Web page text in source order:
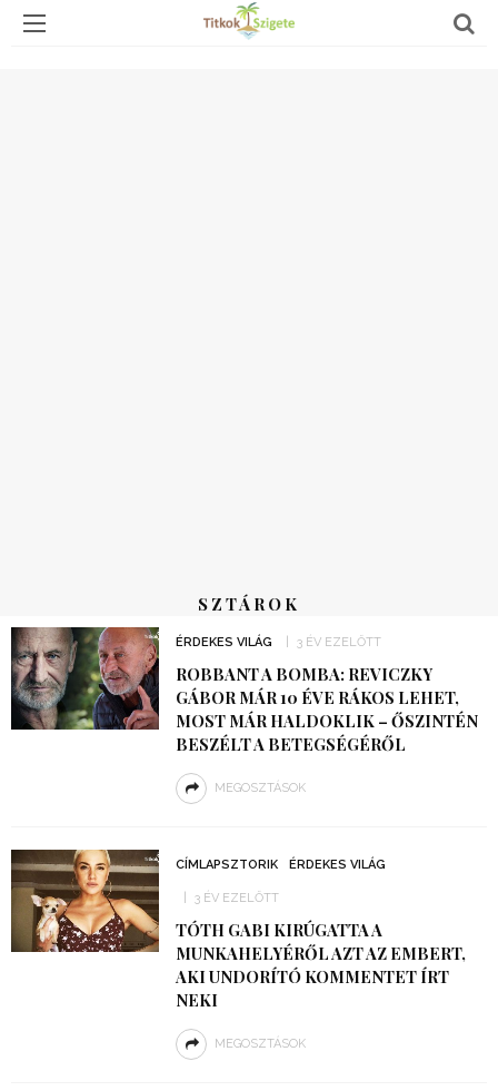
SZTÁROK
ÉRDEKES VILÁG 3 ÉV EZELŐTT
ROBBANT A BOMBA: REVICZKY
GÁBOR MÁR 10 ÉVE RÁKOS LEHET,
MOST MÁR HALDOKLIK – ŐSZINTÉN
BESZÉLT A BETEGSÉGÉRŐL
MEGOSZTÁSOK
CÍMLAPSZTORIK ÉRDEKES VILÁG
3 ÉV EZELŐTT
TÓTH GABI KIRÚGATTA A
MUNKAHELYÉRŐL AZT AZ EMBERT,
AKI UNDORÍTÓ KOMMENTET ÍRT
NEKI
MEGOSZTÁSOK